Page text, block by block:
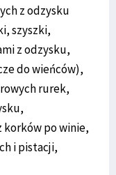
z odzysku
szyszki,
z odzysku,
do wieńców),
rurek,
korków po winie,
i pistacji,